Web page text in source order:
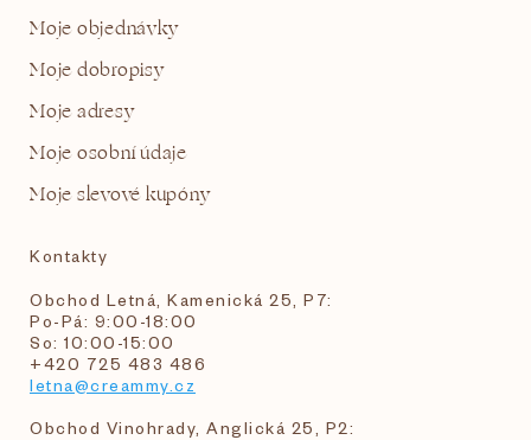
Moje objednávky
Moje dobropisy
Moje adresy
Moje osobní údaje
Moje slevové kupóny
Kontakty
Obchod Letná, Kamenická 25, P7:
Po-Pá: 9:00-18:00
So: 10:00-15:00
+420 725 483 486
letna@creammy.cz
Obchod Vinohrady, Anglická 25, P2: